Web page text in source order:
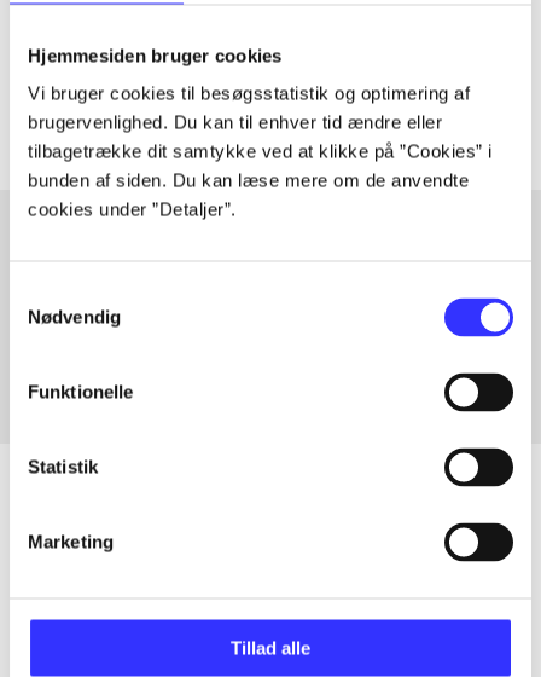
Hjemmesiden bruger cookies
Vi bruger cookies til besøgsstatistik og optimering af
brugervenlighed. Du kan til enhver tid ændre eller
tilbagetrække dit samtykke ved at klikke på ”Cookies” i
bunden af siden. Du kan læse mere om de anvendte
cookies under ”Detaljer”.
Nødvendig
Funktionelle
Statistik
Marketing
Tillad alle
lorem ipsum dolor sit amet ...
Fra
Artikler